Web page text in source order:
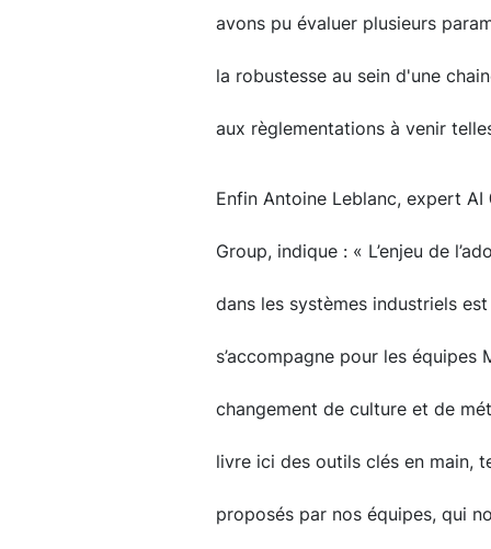
avons pu évaluer plusieurs
la robustesse au sein d'une
aux règlementations à venir
Enfin Antoine Leblanc, expert AI
Group, indique : « L’enjeu de
dans les systèmes industriels
s’accompagne pour les équipes
changement de culture et de
livre ici des outils clés en main,
proposés par nos équipes, qui